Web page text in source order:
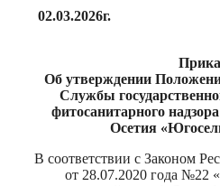
Об утверждении
Службы
фитосанитарного
Осетия
В соответствии с Законом
от 28.07.2020 года №22